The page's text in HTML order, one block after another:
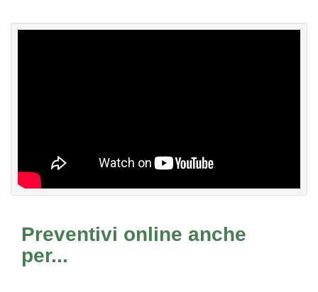
Preventivi online anche
per...